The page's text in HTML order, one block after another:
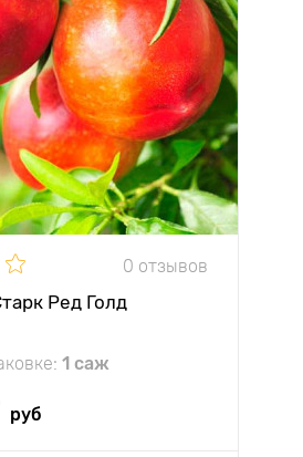
0 отзывов
Ред Голд
1 саж
руб